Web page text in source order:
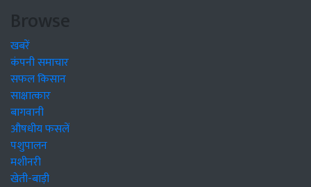
Browse
खबरें
कंपनी समाचार
सफल किसान
साक्षात्कार
बागवानी
औषधीय फसलें
पशुपालन
मशीनरी
खेती-बाड़ी